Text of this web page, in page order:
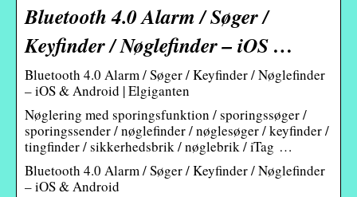
Bluetooth 4.0 Alarm / Søger /
Keyfinder / Nøglefinder – iOS …
Bluetooth 4.0 Alarm / Søger / Keyfinder / Nøglefinder
– iOS & Android | Elgiganten
Nøglering med sporingsfunktion / sporingssøger /
sporingssender / nøglefinder / nøglesøger / keyfinder /
tingfinder / sikkerhedsbrik / nøglebrik / iTag …
Bluetooth 4.0 Alarm / Søger / Keyfinder / Nøglefinder
– iOS & Android